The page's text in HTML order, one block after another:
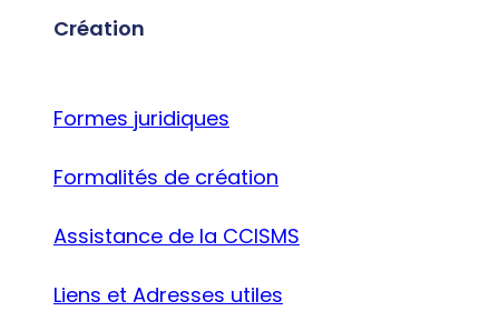
Création
Formes juridiques
Formalités de création
Assistance de la CCISMS
Liens et Adresses utiles